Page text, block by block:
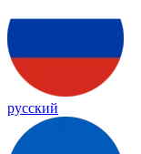
русский